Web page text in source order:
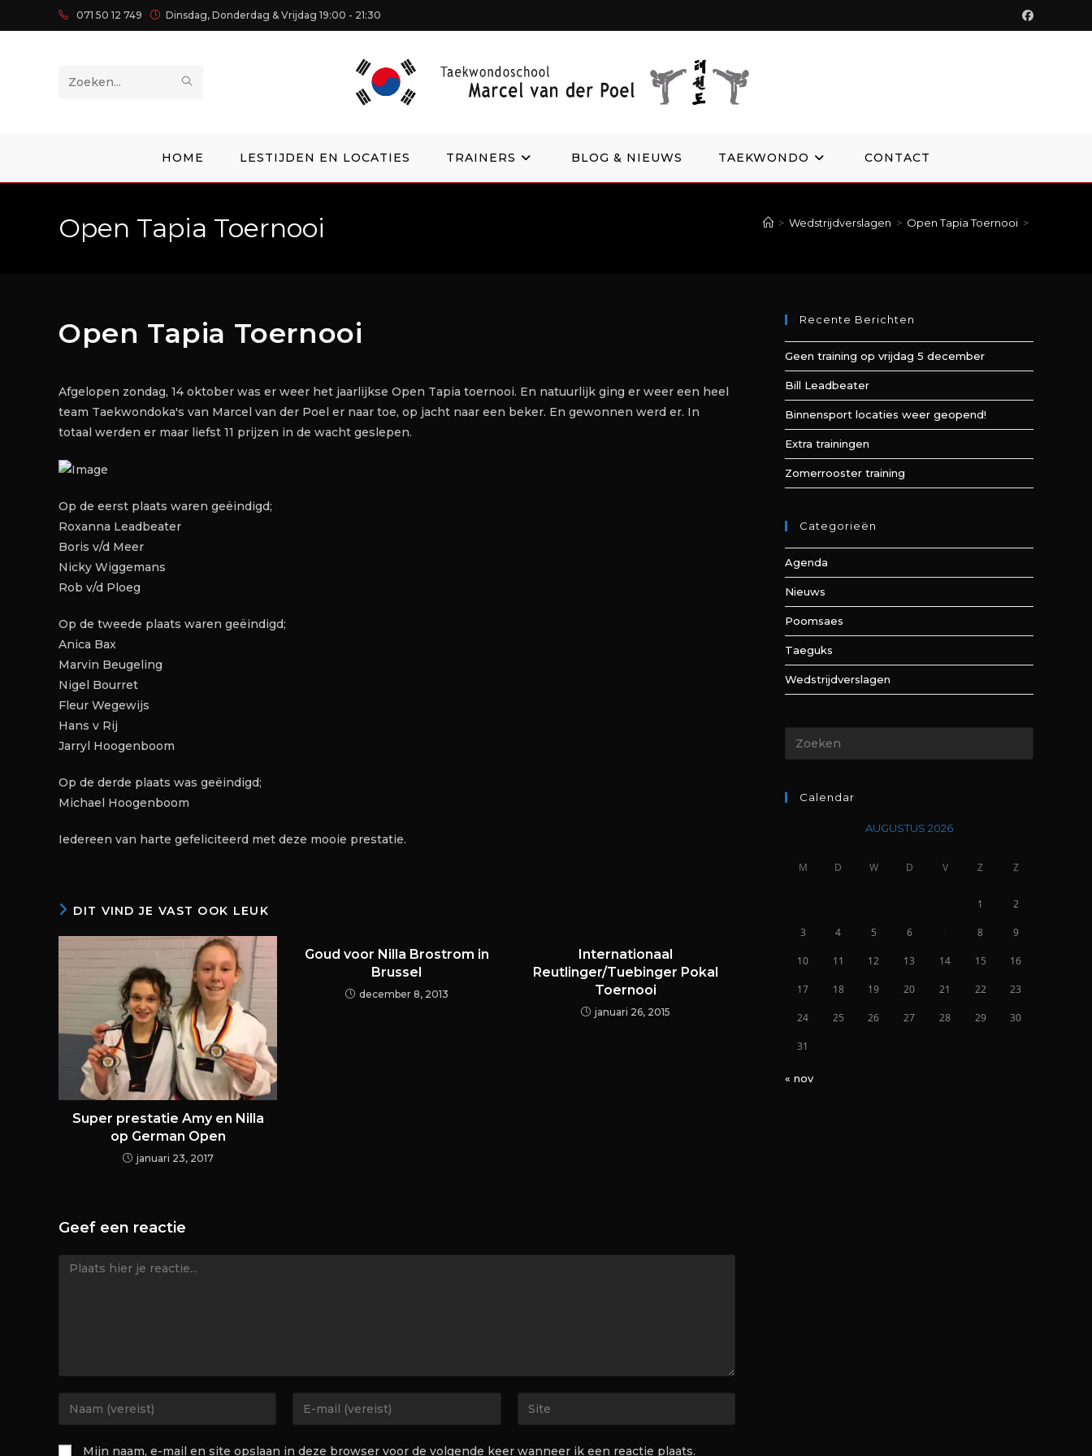
071 50 12 749 Dinsdag, Donderdag & Vrijdag 19:00 - 21:30
Zoek
site
HOME LESTIJDEN EN LOCATIES TRAINERS BLOG & NIEUWS TAEKWONDO CONTACT
Open Tapia Toernooi > Wedstrijdverslagen > Open Tapia Toernooi >
Open Tapia Toernooi
Afgelopen zondag, 14 oktober was er weer het jaarlijkse Open Tapia toernooi. En natuurlijk ging er weer een heel
team Taekwondoka's van Marcel van der Poel er naar toe, op jacht naar een beker. En gewonnen werd er. In
totaal werden er maar liefst 11 prijzen in de wacht geslepen.
Op de eerst plaats waren geëindigd;
Roxanna Leadbeater
Boris v/d Meer
Nicky Wiggemans
Rob v/d Ploeg
Op de tweede plaats waren geëindigd;
Anica Bax
Marvin Beugeling
Nigel Bourret
Fleur Wegewijs
Hans v Rij
Jarryl Hoogenboom
Op de derde plaats was geëindigd;
Michael Hoogenboom
Iedereen van harte gefeliciteerd met deze mooie prestatie.
DIT VIND JE VAST OOK LEUK
Super prestatie Amy en Nilla
op German Open
januari 23, 2017
Goud voor Nilla Brostrom in
Brussel
december 8, 2013
Internationaal
Reutlinger/Tuebinger Pokal
Toernooi
januari 26, 2015
Geef een reactie
Mijn naam, e-mail en site opslaan in deze browser voor de volgende keer wanneer ik een reactie plaats.
Recente Berichten
Geen training op vrijdag 5 december
Bill Leadbeater
Binnensport locaties weer geopend!
Extra trainingen
Zomerrooster training
Categorieën
Agenda
Nieuws
Poomsaes
Taeguks
Wedstrijdverslagen
Calendar
AUGUSTUS 2026
M D W D V Z Z
1 2
3 4 5 6 8 9
10 11 12 13 14 15 16
17 18 19 20 21 22 23
24 25 26 27 28 29 30
31
« nov